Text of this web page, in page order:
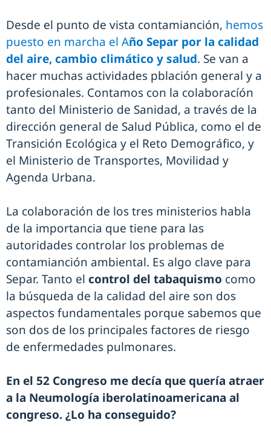
Desde el punto de vista contamianción, hemos
puesto en marcha el Año Separ por la calidad
del aire, cambio climático y salud. Se van a
hacer muchas actividades pblación general y a
profesionales. Contamos con la colaboracíón
tanto del Ministerio de Sanidad, a través de la
dirección general de Salud Pública, como el de
Transición Ecológica y el Reto Demográfico, y
el Ministerio de Transportes, Movilidad y
Agenda Urbana.
La colaboración de los tres ministerios habla
de la importancia que tiene para las
autoridades controlar los problemas de
contamianción ambiental. Es algo clave para
Separ. Tanto el control del tabaquismo como
la búsqueda de la calidad del aire son dos
aspectos fundamentales porque sabemos que
son dos de los principales factores de riesgo
de enfermedades pulmonares.
En el 52 Congreso me decía que quería atraer
a la Neumología iberolatinoamericana al
congreso. ¿Lo ha conseguido?